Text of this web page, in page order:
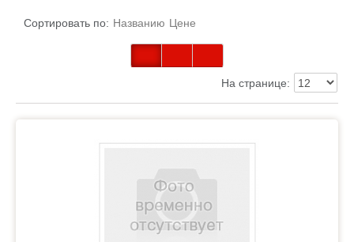
Контакты
Сортировать по: Названию Цене
На странице: